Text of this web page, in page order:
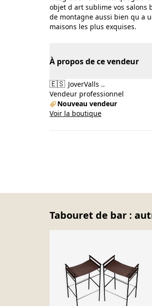
objet d art sublime vos salons
de montagne aussi bien qu a
maisons les plus exquises.
À propos de ce vendeur
🇪🇸 JoverValls ..
Vendeur professionnel
Nouveau vendeur
Voir la boutique
Tabouret de bar :